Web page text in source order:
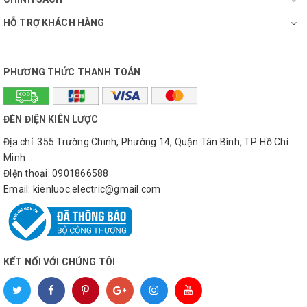
Công suất: 150W
Thời gian chiếu sáng liên tục: 8-12h
Chống nước: IP66 - Chống ngập nước tuyệt đối
Tuổi thọ đèn: Trên 5 năm
HỖ TRỢ KHÁCH HÀNG
PHƯƠNG THỨC THANH TOÁN
ĐÈN ĐIỆN KIÊN LƯỢC
Địa chỉ: 355 Trường Chinh, Phường 14, Quận Tân Bình, TP. Hồ Chí
Minh
ĐIện thoại: 0901866588
Email: kienluoc.electric@gmail.com
KẾT NỐI VỚI CHÚNG TÔI